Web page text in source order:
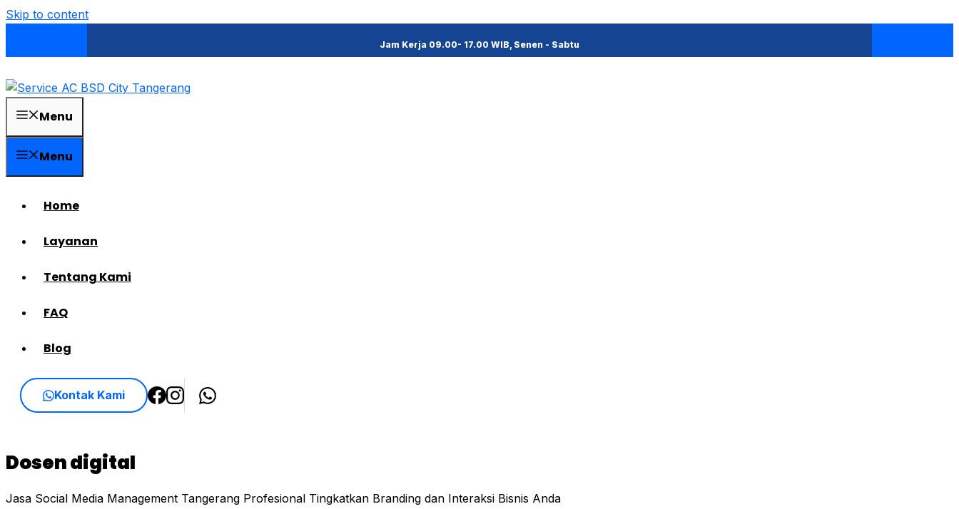
Skip to content
Jam Kerja 09.00- 17.00 WIB, Senen - Sabtu
Menu
Menu
Home
Layanan
Tentang Kami
FAQ
Blog
Kontak Kami
Dosen digital
Jasa Social Media Management Tangerang Profesional Tingkatkan Branding dan Interaksi Bisnis Anda